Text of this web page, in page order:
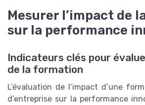
Mesurer l’impact de
sur la performance
Indicateurs clés pour
de la formation
L’évaluation de l’impact d’une
d’entreprise sur la performance